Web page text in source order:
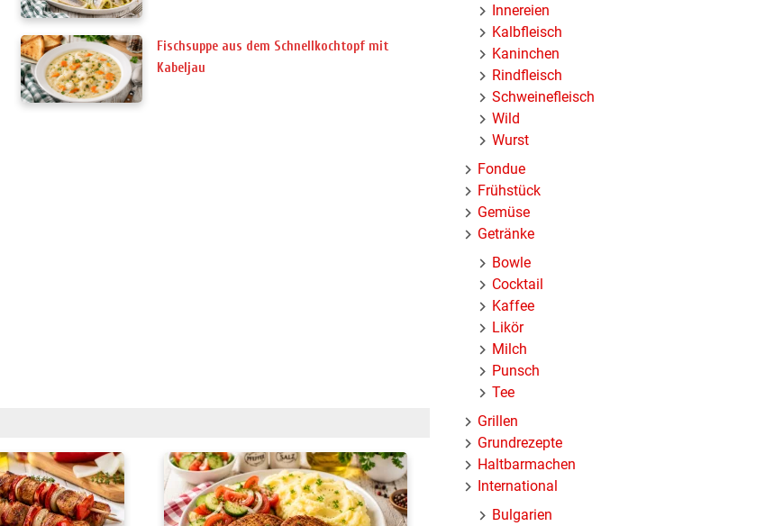
Fischsuppe aus dem Schnellkochtopf mit
Kabeljau
Innereien
Kalbfleisch
Kaninchen
Rindfleisch
Schweinefleisch
Wild
Wurst
Fondue
Frühstück
Gemüse
Getränke
Bowle
Cocktail
Kaffee
Likör
Milch
Punsch
Tee
Grillen
Grundrezepte
Haltbarmachen
International
Bulgarien